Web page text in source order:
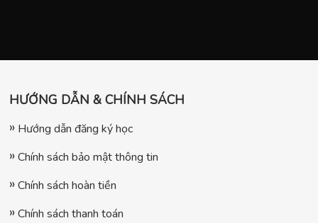
HƯỚNG DẪN & CHÍNH SÁCH
Hướng dẫn đăng ký học
Chính sách bảo mật thông tin
Chính sách hoàn tiền
Chính sách thanh toán